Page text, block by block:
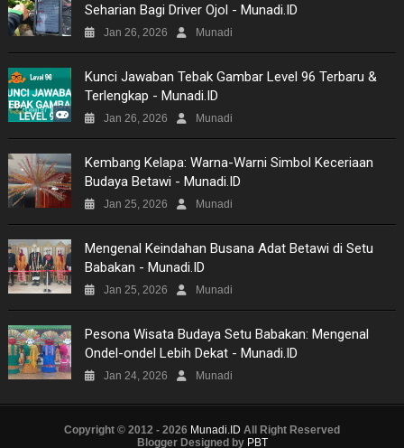
Seharian Bagi Driver Ojol - Munadi.ID
Jan 26, 2026 Munadi
Kunci Jawaban Tebak Gambar Level 96 Terbaru &
Terlengkap - Munadi.ID
Jan 26, 2026 Munadi
Kembang Kelapa: Warna-Warni Simbol Keceriaan
Budaya Betawi - Munadi.ID
Jan 25, 2026 Munadi
Mengenal Keindahan Busana Adat Betawi di Setu
Babakan - Munadi.ID
Jan 25, 2026 Munadi
Pesona Wisata Budaya Setu Babakan: Mengenal
Ondel-ondel Lebih Dekat - Munadi.ID
Jan 24, 2026 Munadi
Copyright © 2012 - 2026 Munadi.ID All Right Reserved
Blogger Designed by PBT